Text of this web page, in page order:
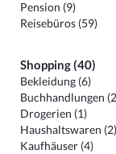
Pension (9)
Reisebüros (59)
Shopping (40)
Bekleidung (6)
Buchhandlungen
Drogerien (1)
Haushaltswaren (2)
Kaufhäuser (4)